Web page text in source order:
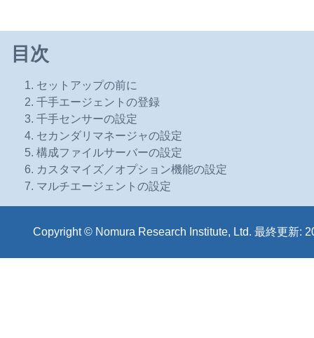
目次
1. セットアップの前に
2. 千手エージェントの登録
3. 千手センサーの設定
4. セカンダリマネージャの設定
5. 構成ファイルサーバーの設定
6. カスタマイズ／オプション機能の設定
7. マルチエージェントの設定
Copyright © Nomura Research Institute, Ltd. 最終更新: